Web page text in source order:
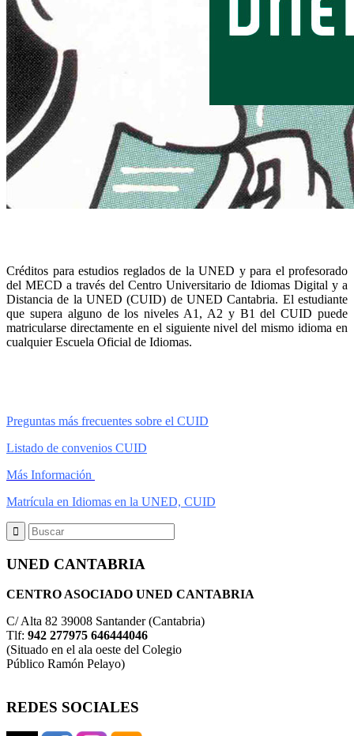
Créditos para estudios reglados de la UNED y para el profesorado
del MECD a través del Centro Universitario de Idiomas Digital y a
Distancia ‪‎de la UNED (CUID) de UNED Cantabria. El estudiante
que supera alguno de los niveles A1, A2 y B1 del CUID puede
matricularse directamente en el siguiente nivel del mismo idioma en
cualquier Escuela Oficial de Idiomas.
Preguntas más frecuentes sobre el CUID
Listado de convenios CUID
Más Información
Matrícula en Idiomas en la UNED, CUID
UNED CANTABRIA
CENTRO ASOCIADO UNED CANTABRIA
C/ Alta 82 39008 Santander (Cantabria)
Tlf: 942 277975 646444046
(Situado en el ala oeste del Colegio
Público Ramón Pelayo)
REDES SOCIALES